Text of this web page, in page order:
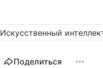
Искусственный
Поделиться